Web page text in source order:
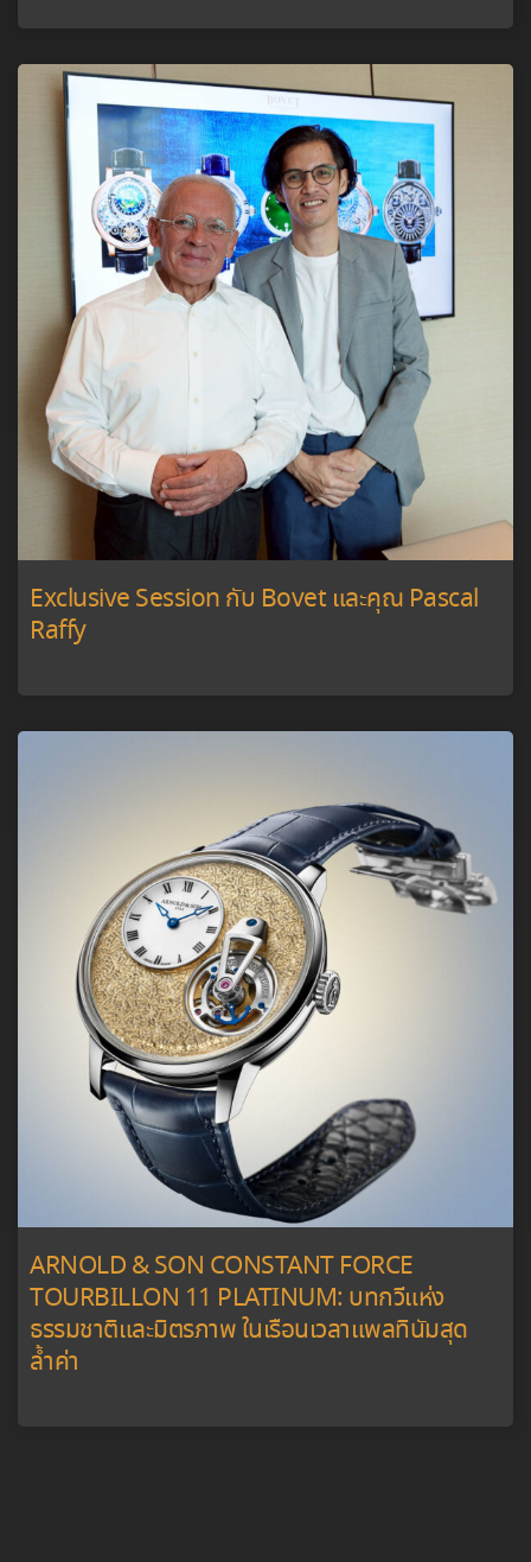
Exclusive Session กับ Bovet และคุณ Pascal
Raffy
ARNOLD & SON CONSTANT FORCE
TOURBILLON 11 PLATINUM: บทกวีแห่ง
ธรรมชาติและมิตรภาพ ในเรือนเวลาแพลทินัมสุด
ล้ำค่า